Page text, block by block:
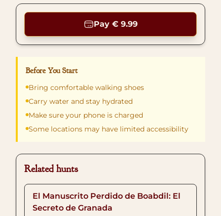
Pay € 9.99
Before You Start
Bring comfortable walking shoes
Carry water and stay hydrated
Make sure your phone is charged
Some locations may have limited accessibility
Related hunts
El Manuscrito Perdido de Boabdil: El
Secreto de Granada